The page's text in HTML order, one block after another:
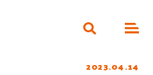
2023.04.14